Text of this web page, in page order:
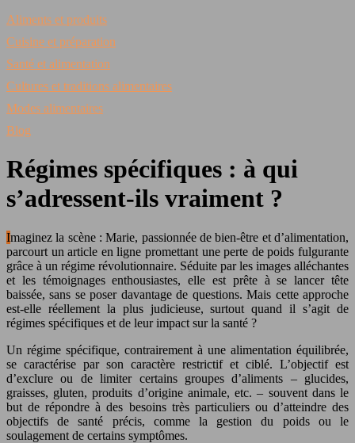
Aliments et produits
Cuisine et préparation
Santé et alimentation
Cultures et traditions alimentaires
Modes alimentaires
Blog
Régimes spécifiques : à qui
s’adressent-ils vraiment ?
Imaginez la scène : Marie, passionnée de bien-être et d’alimentation,
parcourt un article en ligne promettant une perte de poids fulgurante
grâce à un régime révolutionnaire. Séduite par les images alléchantes
et les témoignages enthousiastes, elle est prête à se lancer tête
baissée, sans se poser davantage de questions. Mais cette approche
est-elle réellement la plus judicieuse, surtout quand il s’agit de
régimes spécifiques et de leur impact sur la santé ?
Un régime spécifique, contrairement à une alimentation équilibrée,
se caractérise par son caractère restrictif et ciblé. L’objectif est
d’exclure ou de limiter certains groupes d’aliments – glucides,
graisses, gluten, produits d’origine animale, etc. – souvent dans le
but de répondre à des besoins très particuliers ou d’atteindre des
objectifs de santé précis, comme la gestion du poids ou le
soulagement de certains symptômes.